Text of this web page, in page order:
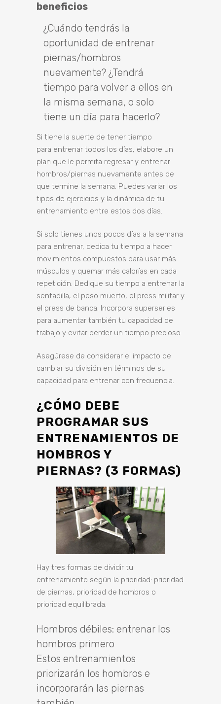
beneficios
¿Cuándo tendrás la
oportunidad de entrenar
piernas/hombros
nuevamente? ¿Tendrá
tiempo para volver a ellos en
la misma semana, o solo
tiene un día para hacerlo?
Si tiene la suerte de tener tiempo
para entrenar todos los días, elabore un
plan que le permita regresar y entrenar
hombros/piernas nuevamente antes de
que termine la semana. Puedes variar los
tipos de ejercicios y la dinámica de tu
entrenamiento entre estos dos días.
Si solo tienes unos pocos días a la semana
para entrenar, dedica tu tiempo a hacer
movimientos compuestos para usar más
músculos y quemar más calorías en cada
repetición. Dedique su tiempo a entrenar la
sentadilla, el peso muerto, el press militar y
el press de banca. Incorpora superseries
para aumentar también tu capacidad de
trabajo y evitar perder un tiempo precioso.
Asegúrese de considerar el impacto de
cambiar su división en términos de su
capacidad para entrenar con frecuencia.
¿CÓMO DEBE
PROGRAMAR SUS
ENTRENAMIENTOS DE
HOMBROS Y
PIERNAS? (3 FORMAS)
Hay tres formas de dividir tu
entrenamiento según la prioridad: prioridad
de piernas, prioridad de hombros o
prioridad equilibrada.
Hombros débiles: entrenar los
hombros primero
Estos entrenamientos
priorizarán los hombros e
incorporarán las piernas